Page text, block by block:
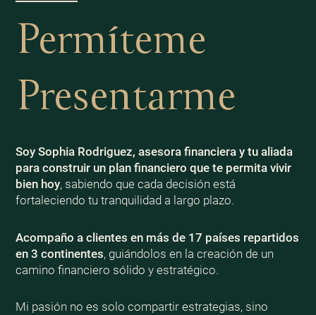
Permíteme
Presentarme
Soy Sophia Rodriguez, asesora financiera y tu aliada
para construir un plan financiero que te permita vivir
bien hoy, sabiendo que cada decisión está
fortaleciendo tu tranquilidad a largo plazo.
Acompaño a clientes en más de 17 países repartidos
en 3 continentes, guiándolos en la creación de un
camino financiero sólido y estratégico.
Mi pasión no es solo compartir estrategias, sino